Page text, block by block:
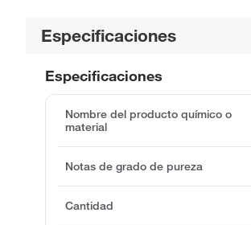
Especificaciones
Especificaciones
Nombre del producto químico o
material
Notas de grado de pureza
Cantidad